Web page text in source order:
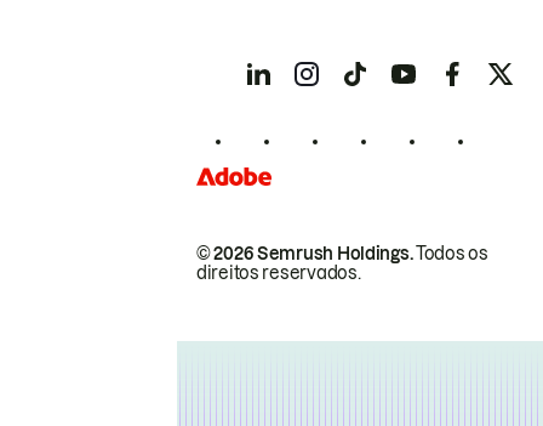
© 2026 Semrush Holdings.Todos os
direitos reservados.